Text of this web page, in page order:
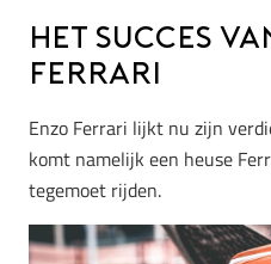
Het succes
Ferrari
Enzo Ferrari lijkt nu zijn
komt namelijk een heuse
tegemoet rijden.